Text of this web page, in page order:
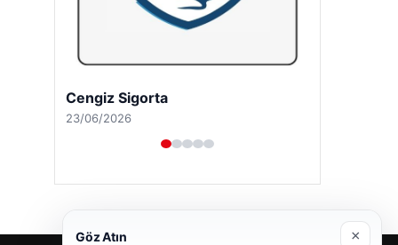
Cengiz Sigorta
23/06/2026
Göz Atın ×